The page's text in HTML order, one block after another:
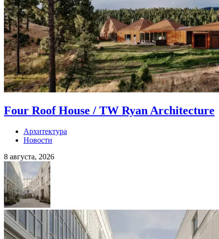
Four Roof House / TW Ryan Architecture
Архитектура
Новости
8 августа, 2026